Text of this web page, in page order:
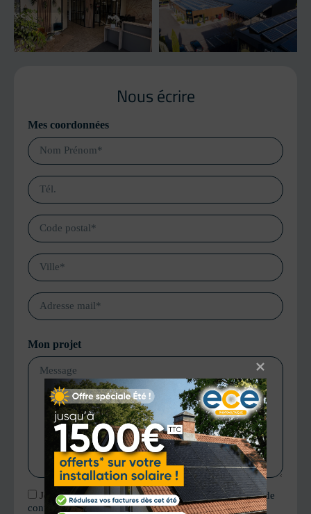
Nous écrire
Mes coordonnées
Téléphone
CP
Ville
E-
mail
Mon projet
Je reconnais avoir pris connaissance de lapolitique de
confidentialité